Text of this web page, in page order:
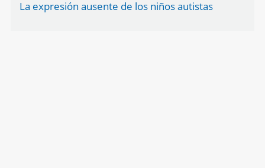
La expresión ausente de los niños autistas